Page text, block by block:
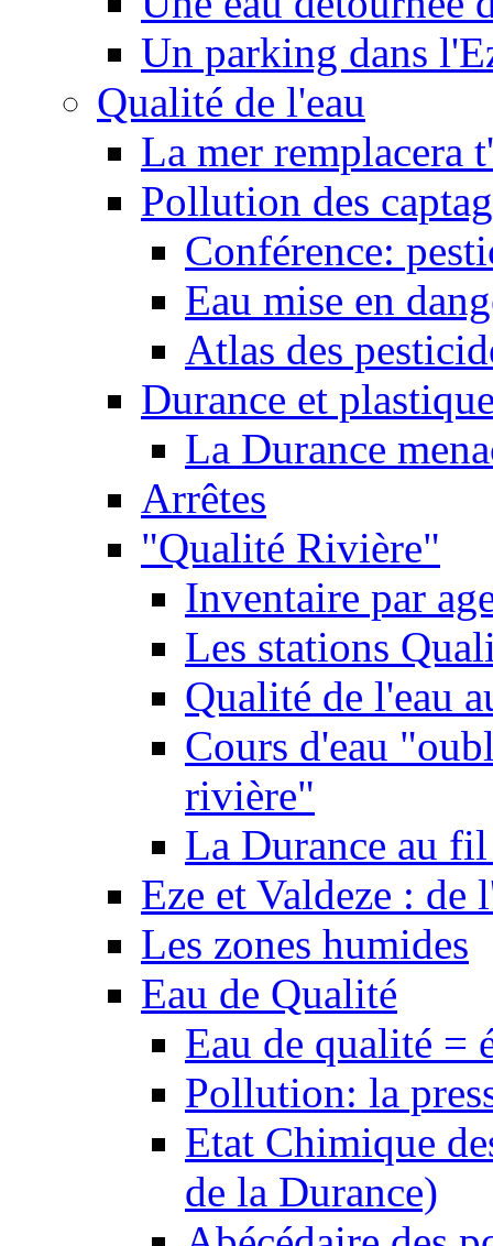
Un parking dans
Qualité de l'eau
La mer remplacera
Pollution des
Conférence:
Eau mise en
Atlas des
Durance et
La Durance
Arrêtes
"Qualité Rivière"
Inventaire par
Les stations
Qualité de l'eau
Cours d'eau
rivière"
La Durance au
Eze et Valdeze : de
Les zones humides
Eau de Qualité
Eau de qualité =
Pollution: la
Etat Chimique
de la Durance)